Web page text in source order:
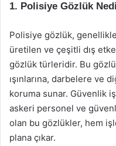
1. Polisiye Gözlük
Polisiye gözlük,
üretilen ve çeşitli dış
gözlük türleridir. Bu
ışınlarına, darbelere ve
koruma sunar. Güvenlik
askeri personel ve
olan bu gözlükler, hem
plana çıkar.